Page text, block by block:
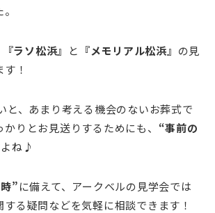
『ラソ松浜』 と 『メモリアル松浜』 の見
！
と、あまり考える機会のないお葬式で
りとお見送りするためにも、 “事前の
ね♪
”に備えて、アークベルの見学会では
る疑問などを気軽に相談できます！